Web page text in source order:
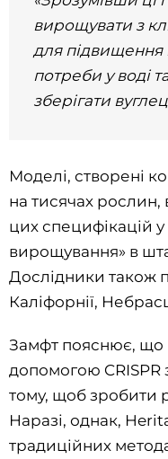
вирощувати з
для підвищення
потреби у воді
зберігати
Моделі, створені
на тисячах
цих специфікацій у
вирощування» в
Дослідники також
Каліфорнії,
Замфт пояснює, що
допомогою CRISPR
тому, щоб зробити
Наразі, однак,
традиційних